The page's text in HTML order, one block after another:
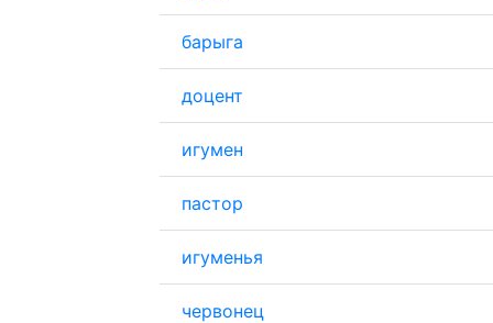
барыга
доцент
игумен
пастор
игуменья
червонец